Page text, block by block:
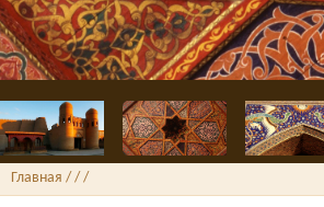
Главная / / /